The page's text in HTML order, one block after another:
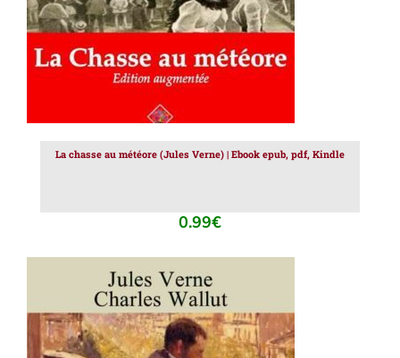
La chasse au météore (Jules Verne) | Ebook epub, pdf, Kindle
0.99€